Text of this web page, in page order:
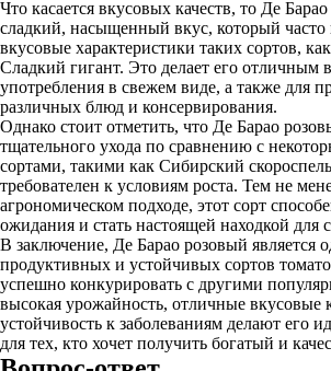
Что касается вкусовых качеств, то Де
сладкий, насыщенный вкус, который часто
вкусовые характеристики таких сортов,
Сладкий гигант. Это делает его отличным
употребления в свежем виде, а также для
различных блюд и консервирования.
Однако стоит отметить, что Де Барао
тщательного ухода по сравнению с
сортами, такими как Сибирский
требователен к условиям роста. Тем не
агрономическом подходе, этот сорт
ожидания и стать настоящей находкой для
В заключение, Де Барао розовый является
продуктивных и устойчивых сортов
успешно конкурировать с другими
высокая урожайность, отличные вкусовые
устойчивость к заболеваниям делают его
для тех, кто хочет получить богатый и